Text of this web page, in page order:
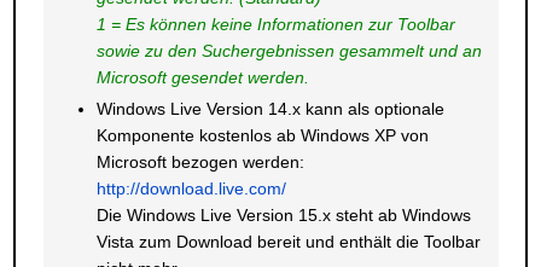
1 = Es können keine Informationen zur Toolbar
sowie zu den Suchergebnissen gesammelt und an
Microsoft gesendet werden.
Windows Live Version 14.x kann als optionale
Komponente kostenlos ab Windows XP von
Microsoft bezogen werden:
http://download.live.com/
Die Windows Live Version 15.x steht ab Windows
Vista zum Download bereit und enthält die Toolbar